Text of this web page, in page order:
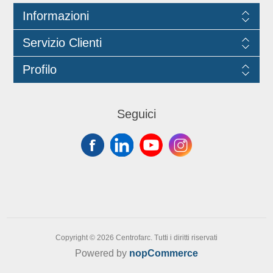
massimo 2 ore o 90°C per massimo
15 minuti. Non utilizzare in forno
tradizionale e microonde Compatibile
Capacità 240 ml.
Informazioni
Servizio Clienti
Profilo
Seguici
Copyright © 2026 Centrofarc. Tutti i diritti riservati
Powered by nopCommerce